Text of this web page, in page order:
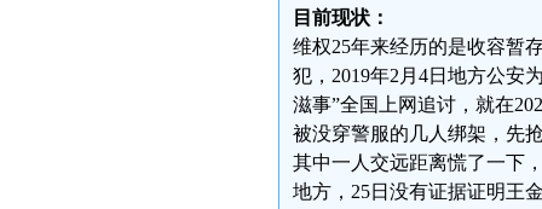
目前现状：
维权25年来经历的是收容暂
犯，2019年2月4日地方公安
滋事”全国上网追讨，就在
被没穿警服的几人绑架，先
其中一人交远距离慌了一下
地方，25日没有证据证明王